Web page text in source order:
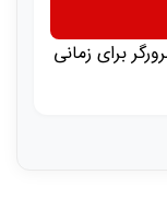
برای زمانی